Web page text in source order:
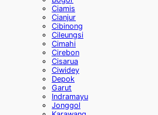
Ciamis
Cianjur
Cibinong
Cileungsi
Cimahi
Cirebon
Cisarua
Ciwidey
Depok
Garut
Indramayu
Jonggol